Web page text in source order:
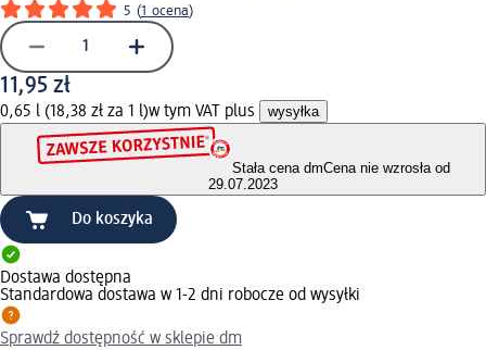
5 (1 ocena)
11,95 zł
0,65 l (18,38 zł za 1 l)w tym VAT plus wysyłka
Stała cena dmCena nie wzrosła od
29.07.2023
Do koszyka
Dostawa dostępna
Standardowa dostawa w 1-2 dni robocze od wysyłki
Sprawdź dostępność w sklepie dm